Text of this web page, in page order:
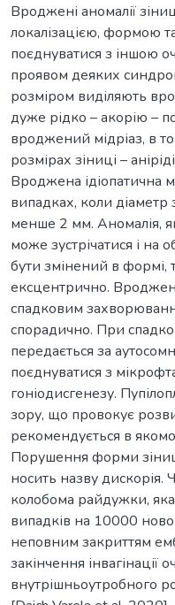
Вроджені аномалії
локалізацією, формою
поєднуватися з іншою
проявом деяких
розміром виділяють
дуже рідко – акорію –
вроджений мідріаз, в
розмірах зіниці –
Вроджена ідіопатична
випадках, коли діаметр
менше 2 мм. Аномалія,
може зустрічатися і на
бути змінений в формі,
ексцентрично.
спадковим
спорадично. При
передається за
поєднуватися з
гоніодисгенезу.
зору, що провокує
рекомендується в
Порушення форми
носить назву дискорія.
колобома райдужки, яка
випадків на 10000
неповним закриттям
закінчення інвагінації
внутрішньоутробного